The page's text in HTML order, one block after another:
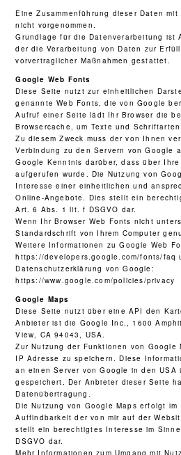
Eine Zusammenführung dieser Daten
nicht vorgenommen.
Grundlage für die Datenverarbeitung ist
der die Verarbeitung von Daten zur
vorvertraglicher Maßnahmen gestattet.
Google Web Fonts
Diese Seite nutzt zur einheitlichen
genannte Web Fonts, die von Google
Aufruf einer Seite lädt Ihr Browser die
Browsercache, um Texte und
Zu diesem Zweck muss der von Ihnen
Verbindung zu den Servern von Google
Google Kenntnis darüber, dass über
aufgerufen wurde. Die Nutzung von
Interesse einer einheitlichen und
Online-Angebote. Dies stellt ein
Art. 6 Abs. 1 lit. f DSGVO dar.
Wenn Ihr Browser Web Fonts nicht
Standardschrift von Ihrem Computer
Weitere Informationen zu Google Web
https://developers.google.com/fonts/faq
Datenschutzerklärung von Google:
https://www.google.com/policies/privacy
Google Maps
Diese Seite nutzt über eine API den
Anbieter ist die Google Inc., 1600
View, CA 94043, USA.
Zur Nutzung der Funktionen von
IP Adresse zu speichern. Diese
an einen Server von Google in den USA
gespeichert. Der Anbieter dieser Seite
Datenübertragung.
Die Nutzung von Google Maps erfolgt
Auffindbarkeit der von mir auf der
stellt ein berechtigtes Interesse im
DSGVO dar.
Mehr Informationen zum Umgang mit